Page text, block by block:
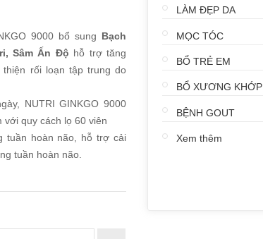
9000 bổ sung Bạch
Sâm Ấn Độ hỗ trợ tăng
rối loạn tập trung do
NUTRI GINKGO 9000
với quy cách lọ 60 viên
tuần hoàn não, hỗ trợ cải
tuần hoàn não.
LÀM ĐẸP DA
MỌC TÓC
BỔ TRẺ EM
BỔ XƯƠNG KHỚP
BỆNH GOUT
Xem thêm